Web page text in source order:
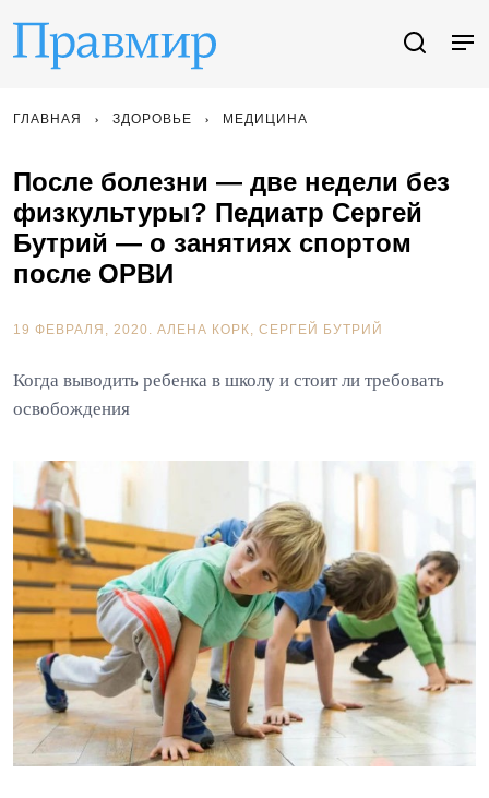
ГЛАВНАЯ ЗДОРОВЬЕ МЕДИЦИНА
После болезни — две недели без
физкультуры? Педиатр Сергей
Бутрий — о занятиях спортом
после ОРВИ
19 ФЕВРАЛЯ, 2020. АЛЕНА КОРК СЕРГЕЙ БУТРИЙ
Когда выводить ребенка в школу и стоит ли требовать
освобождения